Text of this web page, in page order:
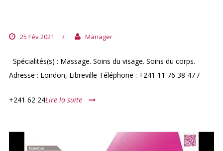
25 Fév 2021 / Manager
Spécialités(s) : Massage. Soins du visage. Soins du corps.
Adresse : London, Libreville Téléphone : +241 11 76 38 47 /
+241 62 24Lire la suite